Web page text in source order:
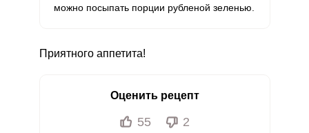
можно посыпать порции рубленой зеленью.
Приятного аппетита!
Оценить рецепт
55 2